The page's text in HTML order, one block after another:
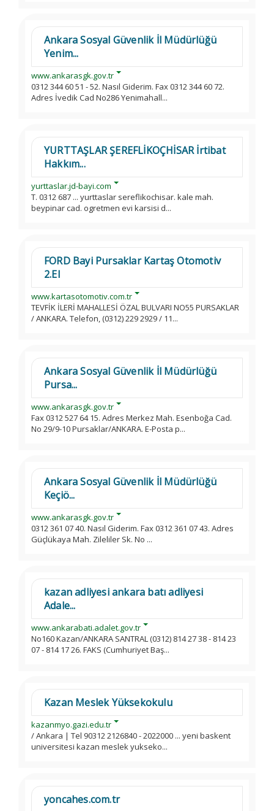
Ankara Sosyal Güvenlik İl Müdürlüğü
Yenim...
www.ankarasgk.gov.tr
0312 344 60 51 - 52. Nasıl Giderim. Fax 0312 344 60 72.
Adres İvedik Cad No286 Yenimahall...
YURTTAŞLAR ŞEREFLİKOÇHİSAR İrtibat
Hakkım...
yurttaslar.jd-bayi.com
T. 0312 687 ... yurttaslar sereflikochisar. kale mah.
beypinar cad. ogretmen evi karsisi d...
FORD Bayi Pursaklar Kartaş Otomotiv
2.El
www.kartasotomotiv.com.tr
TEVFİK İLERİ MAHALLESİ ÖZAL BULVARI NO55 PURSAKLAR
/ ANKARA. Telefon, (0312) 229 2929 / 11...
Ankara Sosyal Güvenlik İl Müdürlüğü
Pursa...
www.ankarasgk.gov.tr
Fax 0312 527 64 15. Adres Merkez Mah. Esenboğa Cad.
No 29/9-10 Pursaklar/ANKARA. E-Posta p...
Ankara Sosyal Güvenlik İl Müdürlüğü
Keçiö...
www.ankarasgk.gov.tr
0312 361 07 40. Nasıl Giderim. Fax 0312 361 07 43. Adres
Güçlükaya Mah. Zileliler Sk. No ...
kazan adliyesi ankara batı adliyesi
Adale...
www.ankarabati.adalet.gov.tr
No160 Kazan/ANKARA SANTRAL (0312) 814 27 38 - 814 23
07 - 814 17 26. FAKS (Cumhuriyet Baş...
Kazan Meslek Yüksekokulu
kazanmyo.gazi.edu.tr
/ Ankara | Tel 90312 2126840 - 2022000 ... yeni baskent
universitesi kazan meslek yukseko...
yoncahes.com.tr